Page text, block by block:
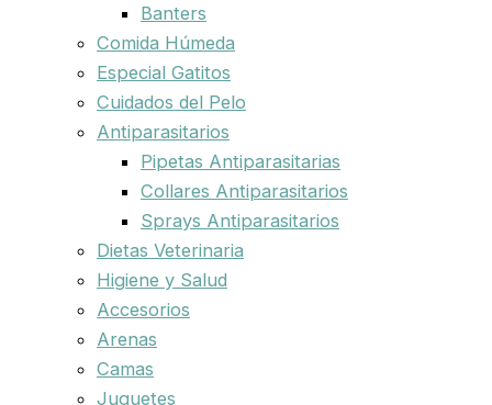
Banters
Comida Húmeda
Especial Gatitos
Cuidados del Pelo
Antiparasitarios
Pipetas Antiparasitarias
Collares Antiparasitarios
Sprays Antiparasitarios
Dietas Veterinaria
Higiene y Salud
Accesorios
Arenas
Camas
Juguetes